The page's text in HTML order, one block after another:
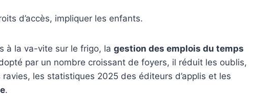
d’accès, impliquer les enfants.
à la va-vite sur le frigo, la gestion des emplois du temps
par un nombre croissant de foyers, il réduit les oublis,
les statistiques 2025 des éditeurs d’applis et les
.